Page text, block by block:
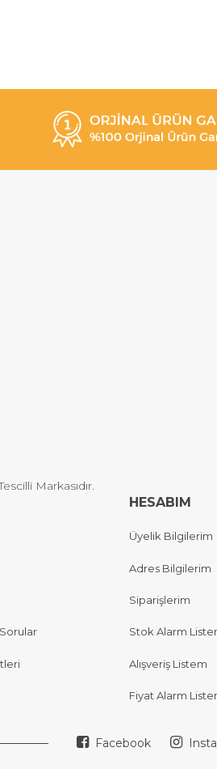
Markasıdır.
HESABIM
Üyelik Bilgilerim
Adres Bilgilerim
Siparişlerim
Stok Alarm
Alışveriş Listem
Fiyat Alarm
Facebook